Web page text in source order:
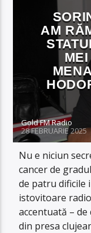
AM
Gold FM Radio
28 FEBRUARIE 2025
Nu e niciun
cancer de
de patru dificile
istovitoare
accentuată – de
din presa